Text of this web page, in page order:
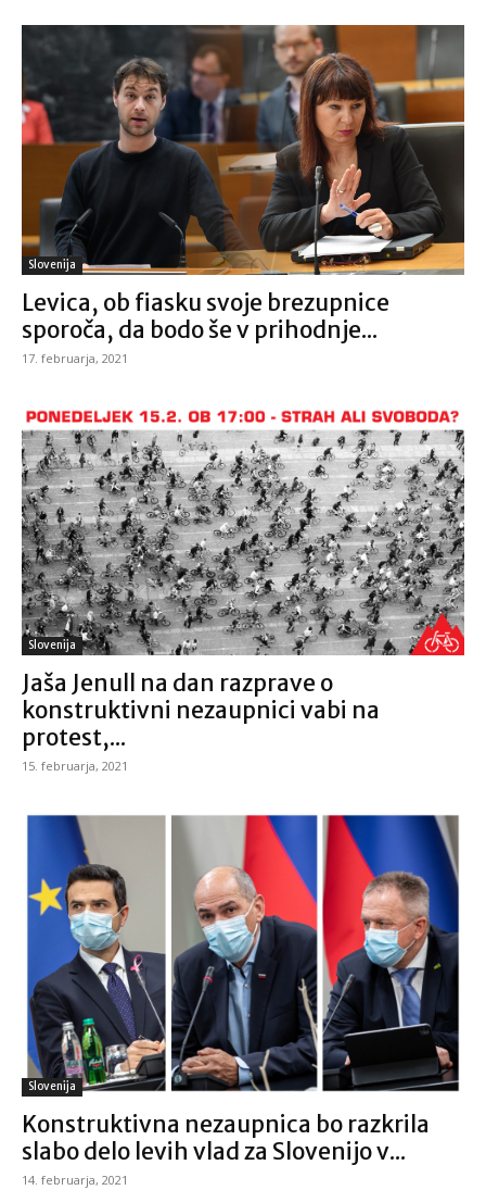
Slovenija
Levica, ob fiasku svoje brezupnice
sporoča, da bodo še v prihodnje...
17. februarja, 2021
Slovenija
Jaša Jenull na dan razprave o
konstruktivni nezaupnici vabi na
protest,...
15. februarja, 2021
Slovenija
Konstruktivna nezaupnica bo razkrila
slabo delo levih vlad za Slovenijo v...
14. februarja, 2021